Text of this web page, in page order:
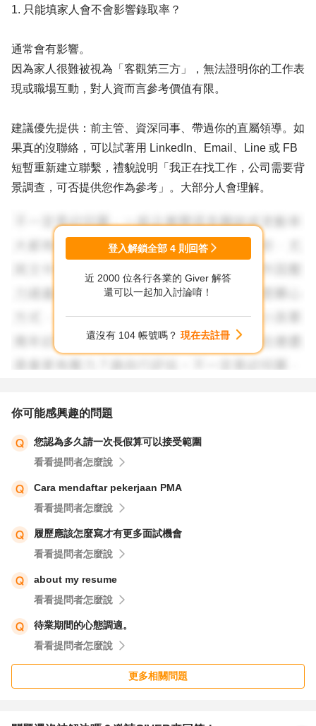
1. 只能填家人會不會影響錄取率？
通常會有影響。
因為家人很難被視為「客觀第三方」，無法證明你的工作表
現或職場互動，對人資而言參考價值有限。
建議優先提供：前主管、資深同事、帶過你的直屬領導。如
果真的沒聯絡，可以試著用 LinkedIn、Email、Line 或 FB
短暫重新建立聯繫，禮貌說明「我正在找工作，公司需要背
景調查，可否提供您作為參考」。大部分人會理解。
2. 如果人資聯繫不到推薦人，會怎樣？
金融、外商、大型跨國 → 會比較嚴格。
中小企業、一般產業 → 可能只是形式確認。
3. 可行的解決方式
嘗試找至少 1–2 位前同事/主管
即便不熟，說明情況，多數人願意幫忙。
若真的找不到，可以：
填寫家人，但先主動向人資說明：「因為離職後出國，跟前
登入解鎖全部 4 則回答
近 2000 位各行各業的 Giver 解答
還可以一起加入討論唷！
還沒有 104 帳號嗎？ 現在去註冊
你可能感興趣的問題
您認為多久請一次長假算可以接受範圍
看看提問者怎麼說
Cara mendaftar pekerjaan PMA
看看提問者怎麼說
履歷應該怎麼寫才有更多面試機會
看看提問者怎麼說
about my resume
看看提問者怎麼說
待業期間的心態調適。
看看提問者怎麼說
更多相關問題